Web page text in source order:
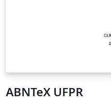
ABNTeX UFPR